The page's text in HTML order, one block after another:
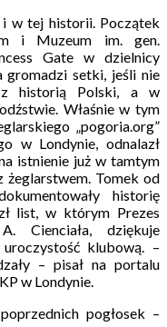
w tej historii. Początek
i Muzeum im. gen.
Gate w dzielnicy
gromadzi setki, jeśli nie
z historią Polski, a w
Właśnie w tym
„pogoria.org”
w Londynie, odnalazł
istnienie już w tamtym
żeglarstwem. Tomek od
historię
list, w którym Prezes
Cienciała, dziękuje
klubową. –
– pisał na portalu
w Londynie.
pogłosek –